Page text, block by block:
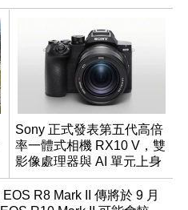
Sony 正式發表第五代高倍
率一體式相機 RX10 V，雙
影像處理器與 AI 單元上身
R8 Mark II 傳將於 9 月